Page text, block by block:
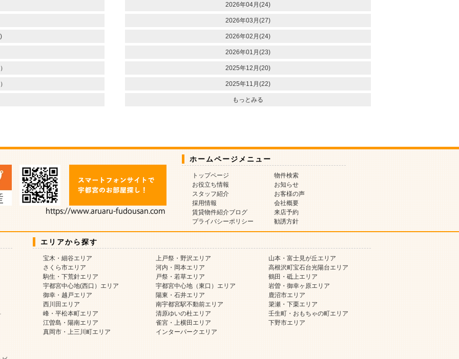
2026年04月(24)
2026年03月(27)
2026年02月(24)
2026年01月(23)
2025年12月(20)
2025年11月(22)
もっとみる
ホームページメニュー
トップページ
物件検索
お役立ち情報
お知らせ
スタッフ紹介
お客様の声
採用情報
会社概要
賃貸物件紹介ブログ
来店予約
プライバシーポリシー
勧誘方針
エリアから探す
宝木・細谷エリア 上戸祭・野沢エリア
山本・富士見が丘エリア
さくら市エリア
河内・岡本エリア
高根沢町宝石台光陽台エリア
駒生・下荒針エリア
戸祭・若草エリア
鶴田・砥上エリア
宇都宮中心地(西口）エリア
宇都宮中心地（東口）エリア
岩曽・御幸ヶ原エリア
御幸・越戸エリア
陽東・石井エリア
鹿沼市エリア
西川田エリア
南宇都宮駅不動前エリア
簗瀬・下栗エリア
峰・平松本町エリア
清原ゆいの杜エリア
壬生町・おもちゃの町エリア
江曽島・陽南エリア
雀宮・上横田エリア
下野市エリア
真岡市・上三川町エリア
インターパークエリア